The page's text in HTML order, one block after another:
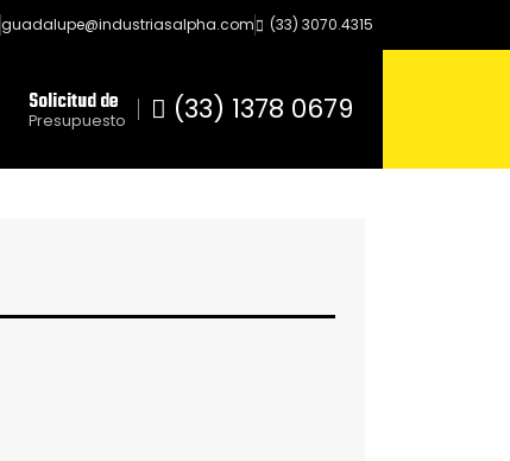
guadalupe@industriasalpha.com (33) 3070.4315
Solicitud de
Presupuesto (33) 1378 0679